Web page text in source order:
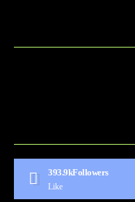
393.9kFollowers
Like